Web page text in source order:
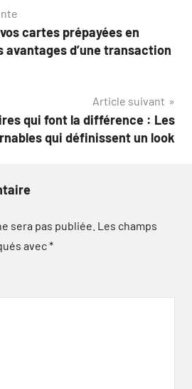
cartes prépayées en
avantages d’une transaction
Article suivant
qui font la différence : Les
qui définissent un look
sera pas publiée. Les champs
avec*